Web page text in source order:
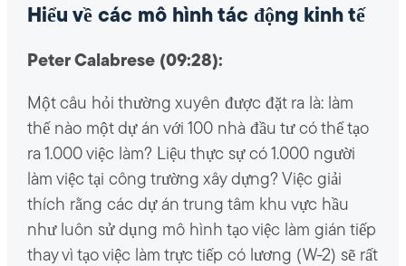
Hiểu về các mô hình tác động kinh tế
Peter Calabrese (09:28):
Một câu hỏi thường xuyên được đặt ra là: làm
thế nào một dự án với 100 nhà đầu tư có thể tạo
ra 1.000 việc làm? Liệu thực sự có 1.000 người
làm việc tại công trường xây dựng? Việc giải
thích rằng các dự án trung tâm khu vực hầu
như luôn sử dụng mô hình tạo việc làm gián tiếp
thay vì tạo việc làm trực tiếp có lương (W-2) sẽ rất